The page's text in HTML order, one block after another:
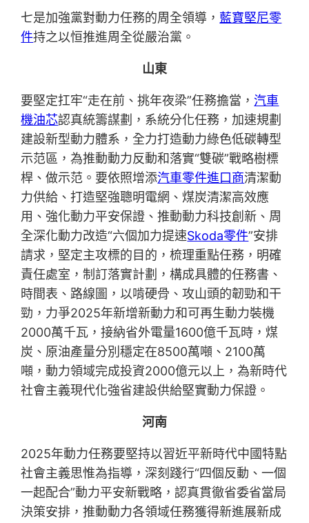
七是加強黨對動力任務的周全領導， 藍寶堅尼零
件持之以恒推進周全從嚴治黨。
山東
要堅定扛牢“走在前、挑年夜梁”任務擔當，汽車
機油芯認真統籌謀劃，系統分化任務，加速規劃
建設新型動力體系，全力打造動力綠色低碳轉型
示范區，為推動動力反動和落實“雙碳”戰略樹標
桿、做示范。要依照增添汽車零件進口商清潔動
力供給、打造堅強聰明電網、煤炭清潔高效應
用、強化動力平安保證、推動動力科技創新、周
全深化動力改造“六個加力提速Skoda零件”安排
請求，堅定主攻標的目的，梳理重點任務，明確
責任處室，制訂落實計劃，構成具體的任務書、
時間表、路線圖，以啃硬骨、攻山頭的韌勁和干
勁，力爭2025年新增新動力和可再生動力裝機
2000萬千瓦，接納省外電量1600億千瓦時，煤
炭、原油產量分別穩定在8500萬噸、2100萬
噸，動力領域完成投資2000億元以上，為新時代
社會主義現代化強省建設供給堅實動力保證。
河南
2025年動力任務要堅持以習近平新時代中國特點
社會主義思惟為指導，深刻踐行“四個反動、一個
一起配合”動力平安新戰略，認真貫徹省委省當局
決策安排，推動動力各領域任務獲得新進展新成